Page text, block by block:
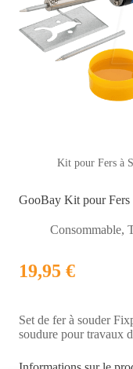
Kit pour Fers à
GooBay Kit pour Fers
Consommable,
19,95 €
Set de fer à souder
soudure pour travaux